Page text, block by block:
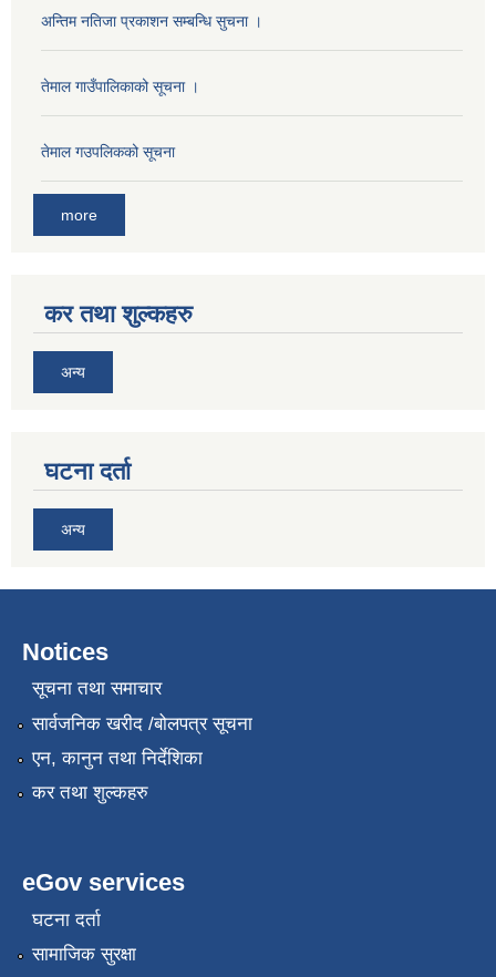
अन्तिम नतिजा प्रकाशन सम्बन्धि सुचना ।
तेमाल गाउँपालिकाको सूचना ।
तेमाल गउपलिकको सूचना
more
कर तथा शुल्कहरु
अन्य
घटना दर्ता
अन्य
Notices
सूचना तथा समाचार
सार्वजनिक खरीद /बोलपत्र सूचना
एन, कानुन तथा निर्देशिका
कर तथा शुल्कहरु
eGov services
घटना दर्ता
सामाजिक सुरक्षा